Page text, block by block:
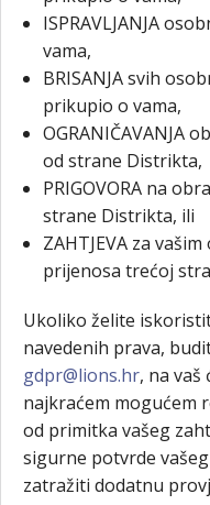
ISPRAVLJANJA
vama,
BRISANJA svih
prikupio o vama,
OGRANIČAVANJA
od strane Distrikta,
PRIGOVORA na
strane Distrikta, ili
ZAHTJEVA za
prijenosa trećoj
Ukoliko želite
navedenih prava,
gdpr@lions.hr, na
najkraćem mogućem
od primitka vašeg
sigurne potvrde
zatražiti dodatnu